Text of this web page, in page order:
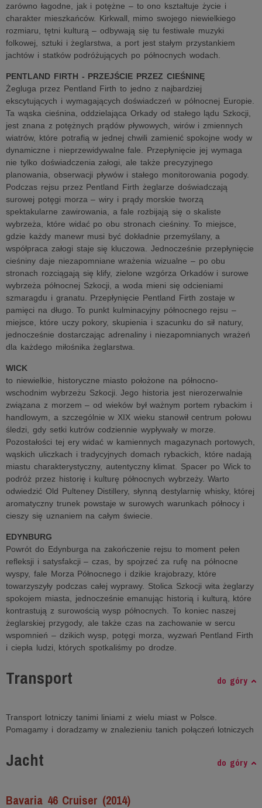
zarówno łagodne, jak i potężne – to ono kształtuje życie i
charakter mieszkańców. Kirkwall, mimo swojego niewielkiego
rozmiaru, tętni kulturą – odbywają się tu festiwale muzyki
folkowej, sztuki i żeglarstwa, a port jest stałym przystankiem
jachtów i statków podróżujących po północnych wodach.
PENTLAND FIRTH - PRZEJŚCIE PRZEZ CIEŚNINĘ
Żegluga przez Pentland Firth to jedno z najbardziej
ekscytujących i wymagających doświadczeń w północnej Europie.
Ta wąska cieśnina, oddzielająca Orkady od stałego lądu Szkocji,
jest znana z potężnych prądów pływowych, wirów i zmiennych
wiatrów, które potrafią w jednej chwili zamienić spokojne wody w
dynamiczne i nieprzewidywalne fale. Przepłynięcie jej wymaga
nie tylko doświadczenia załogi, ale także precyzyjnego
planowania, obserwacji pływów i stałego monitorowania pogody.
Podczas rejsu przez Pentland Firth żeglarze doświadczają
surowej potęgi morza – wiry i prądy morskie tworzą
spektakularne zawirowania, a fale rozbijają się o skaliste
wybrzeża, które widać po obu stronach cieśniny. To miejsce,
gdzie każdy manewr musi być dokładnie przemyślany, a
współpraca załogi staje się kluczowa. Jednocześnie przepłynięcie
cieśniny daje niezapomniane wrażenia wizualne – po obu
stronach rozciągają się klify, zielone wzgórza Orkadów i surowe
wybrzeża północnej Szkocji, a woda mieni się odcieniami
szmaragdu i granatu. Przepłynięcie Pentland Firth zostaje w
pamięci na długo. To punkt kulminacyjny północnego rejsu –
miejsce, które uczy pokory, skupienia i szacunku do sił natury,
jednocześnie dostarczając adrenaliny i niezapomnianych wrażeń
dla każdego miłośnika żeglarstwa.
WICK
to niewielkie, historyczne miasto położone na północno-
wschodnim wybrzeżu Szkocji. Jego historia jest nierozerwalnie
związana z morzem – od wieków był ważnym portem rybackim i
handlowym, a szczególnie w XIX wieku stanowił centrum połowu
śledzi, gdy setki kutrów codziennie wypływały w morze.
Pozostałości tej ery widać w kamiennych magazynach portowych,
wąskich uliczkach i tradycyjnych domach rybackich, które nadają
miastu charakterystyczny, autentyczny klimat. Spacer po Wick to
podróż przez historię i kulturę północnych wybrzeży. Warto
odwiedzić Old Pulteney Distillery, słynną destylarnię whisky, której
aromatyczny trunek powstaje w surowych warunkach północy i
cieszy się uznaniem na całym świecie.
EDYNBURG
Powrót do Edynburga na zakończenie rejsu to moment pełen
refleksji i satysfakcji – czas, by spojrzeć za rufę na północne
wyspy, fale Morza Północnego i dzikie krajobrazy, które
towarzyszyły podczas całej wyprawy. Stolica Szkocji wita żeglarzy
spokojem miasta, jednocześnie emanując historią i kulturą, które
kontrastują z surowością wysp północnych. To koniec naszej
żeglarskiej przygody, ale także czas na zachowanie w sercu
wspomnień – dzikich wysp, potęgi morza, wyzwań Pentland Firth
i ciepła ludzi, których spotkaliśmy po drodze.
Transport do góry
Transport lotniczy tanimi liniami z wielu miast w Polsce.
Pomagamy i doradzamy w znalezieniu tanich połączeń lotniczych
Jacht do góry
Bavaria 46 Cruiser (2014)